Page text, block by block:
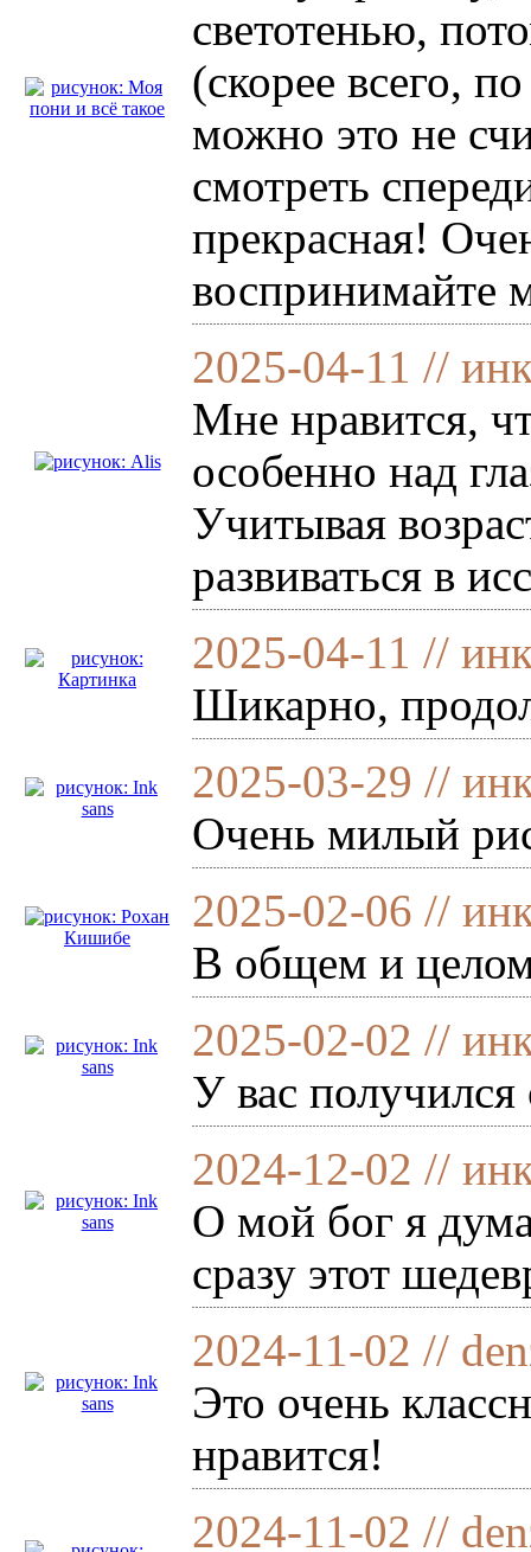
светотенью,
(скорее всего,
можно это не
смотреть
прекрасная!
воспринимайте
2025-04-11 //
Мне нравится,
особенно над
Учитывая
развиваться в
2025-04-11 //
Шикарно,
2025-03-29 //
Очень милый
2025-02-06 //
В общем и
2025-02-02 //
У вас
2024-12-02 //
О мой бог я
сразу этот
2024-11-02 //
Это очень
нравится!
2024-11-02 //